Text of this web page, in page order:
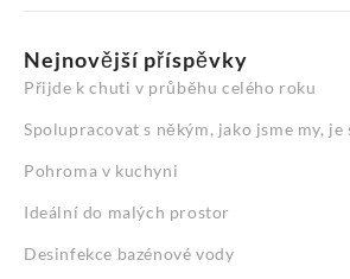
Nejnovější příspěvky
Přijde k chuti v průběhu celého roku
Spolupracovat s někým, jako jsme my,
Pohroma v kuchyni
Ideální do malých prostor
Desinfekce bazénové vody